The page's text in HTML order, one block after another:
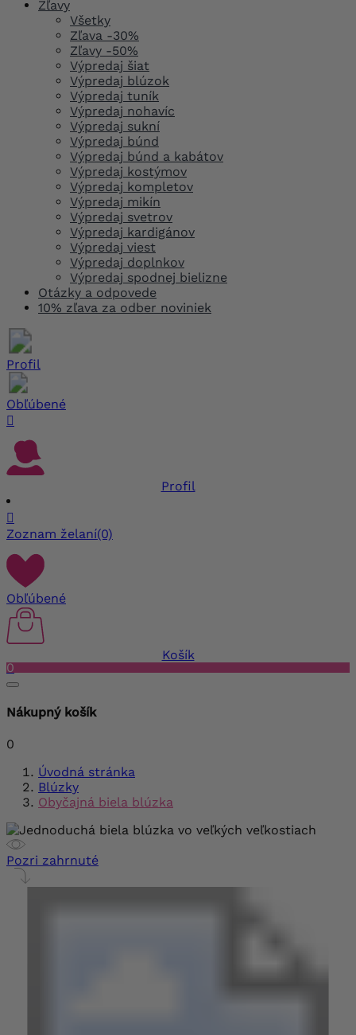
Zľavy
Všetky
Zľava -30%
Zľavy -50%
Výpredaj šiat
Výpredaj blúzok
Výpredaj tuník
Výpredaj nohavíc
Výpredaj sukní
Výpredaj búnd
Výpredaj búnd a kabátov
Výpredaj kostýmov
Výpredaj kompletov
Výpredaj mikín
Výpredaj svetrov
Výpredaj kardigánov
Výpredaj viest
Výpredaj doplnkov
Výpredaj spodnej bielizne
Otázky a odpovede
10% zľava za odber noviniek
Profil
Obľúbené

Profil

Zoznam želaní(0)
Obľúbené
Košík
0
Nákupný košík
0
Úvodná stránka
Blúzky
Obyčajná biela blúzka
Pozri zahrnuté